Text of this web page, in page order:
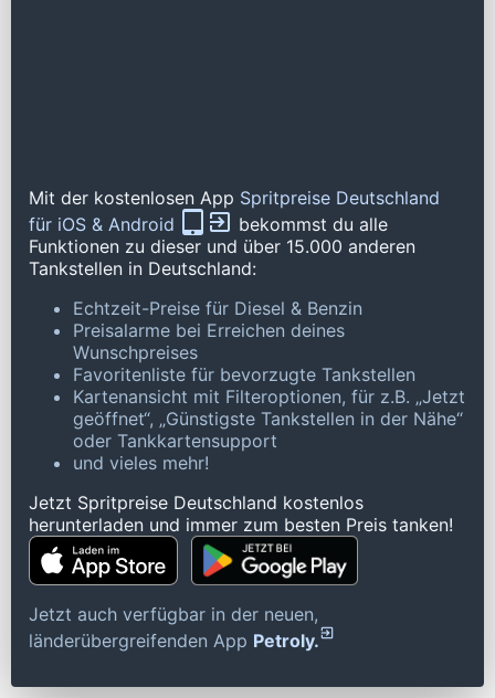
Mit der kostenlosen App Spritpreise Deutschland
für iOS & Android
bekommst du alle
Funktionen zu dieser und über 15.000 anderen
Tankstellen in Deutschland:
Echtzeit-Preise für Diesel & Benzin
Preisalarme bei Erreichen deines
Wunschpreises
Favoritenliste für bevorzugte Tankstellen
Kartenansicht mit Filteroptionen, für z.B. „Jetzt
geöffnet“, „Günstigste Tankstellen in der Nähe“
oder Tankkartensupport
und vieles mehr!
Jetzt Spritpreise Deutschland kostenlos
herunterladen und immer zum besten Preis tanken!
Jetzt auch verfügbar in der neuen,
länderübergreifenden App Petroly.